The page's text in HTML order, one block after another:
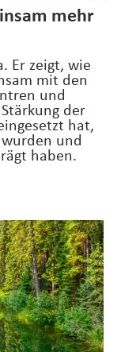
mehr
Er zeigt, wie
mit den
und
der
hat,
und
haben.